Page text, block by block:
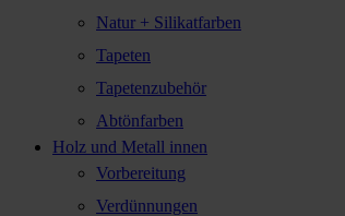
Natur + Silikatfarben
Tapeten
Tapetenzubehör
Abtönfarben
Holz und Metall innen
Vorbereitung
Verdünnungen